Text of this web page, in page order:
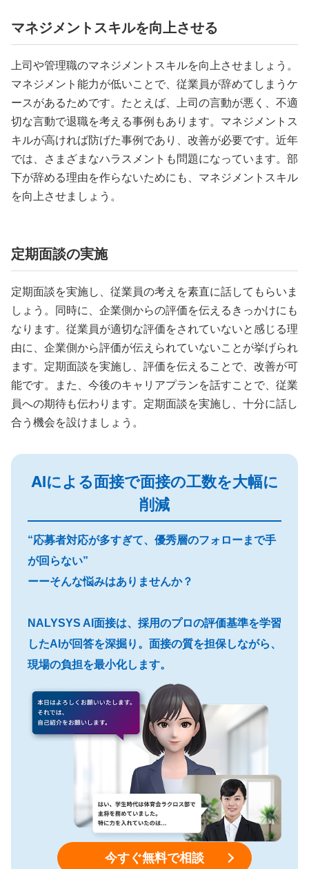
マネジメントスキルを向上させる
上司や管理職のマネジメントスキルを向上させましょう。
マネジメント能力が低いことで、従業員が辞めてしまうケ
ースがあるためです。たとえば、上司の言動が悪く、不適
切な言動で退職を考える事例もあります。マネジメントス
キルが高ければ防げた事例であり、改善が必要です。近年
では、さまざまなハラスメントも問題になっています。部
下が辞める理由を作らないためにも、マネジメントスキル
を向上させましょう。
定期面談の実施
定期面談を実施し、従業員の考えを素直に話してもらいま
しょう。同時に、企業側からの評価を伝えるきっかけにも
なります。従業員が適切な評価をされていないと感じる理
由に、企業側から評価が伝えられていないことが挙げられ
ます。定期面談を実施し、評価を伝えることで、改善が可
能です。また、今後のキャリアプランを話すことで、従業
員への期待も伝わります。定期面談を実施し、十分に話し
合う機会を設けましょう。
AIによる面接で面接の工数を大幅に
削減
“応募者対応が多すぎて、優秀層のフォローまで手
が回らない”
ーーそんな悩みはありませんか？
NALYSYS AI面接は、採用のプロの評価基準を学習
したAIが回答を深掘り。面接の質を担保しながら、
現場の負担を最小化します。
今すぐ無料で相談